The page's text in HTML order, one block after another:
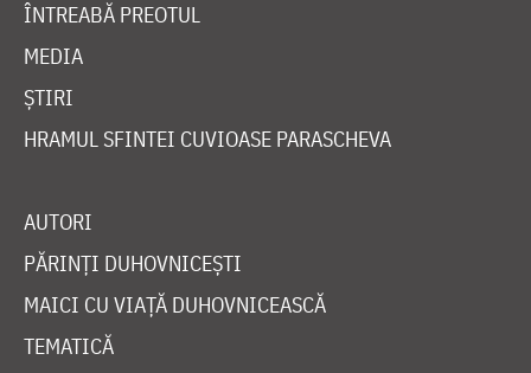
ÎNTREABĂ PREOTUL
MEDIA
ȘTIRI
HRAMUL SFINTEI CUVIOASE PARASCHEVA
AUTORI
PĂRINȚI DUHOVNICEȘTI
MAICI CU VIAȚĂ DUHOVNICEASCĂ
TEMATICĂ